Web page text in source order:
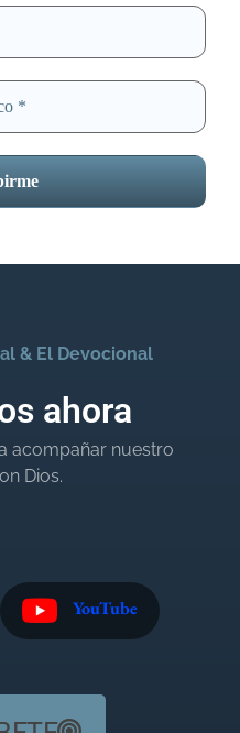
& El Devocional
ahora
acompañar nuestro
Dios.
YouTube